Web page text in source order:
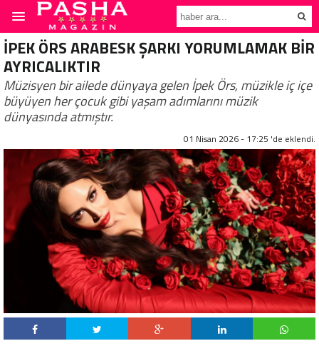
İPEK ÖRS ARABESK ŞARKI YORUMLAMAK BİR
AYRICALIKTIR
Müzisyen bir ailede dünyaya gelen İpek Örs, müzikle iç içe
büyüyen her çocuk gibi yaşam adımlarını müzik
dünyasında atmıştır.
01 Nisan 2026 - 17:25 'de eklendi.